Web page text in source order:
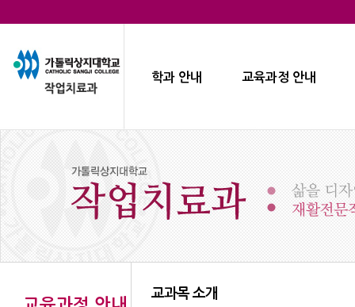
학과 안내 교육과정 안내
교과목 소개